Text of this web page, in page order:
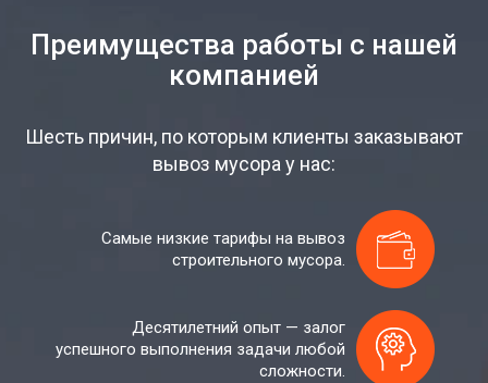
Преимущества работы с нашей
компанией
Шесть причин, по которым клиенты заказывают
вывоз мусора у нас:
Самые низкие тарифы на вывоз
строительного мусора.
Десятилетний опыт — залог
успешного выполнения задачи любой
сложности.